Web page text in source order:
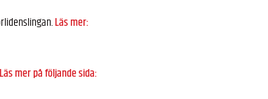
Läs mer:
Läs mer på följande sida: